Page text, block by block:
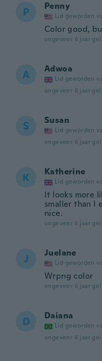
P Penny
Lid geworden
Color good,
ongeveer 6 jaar
A Adwoa
Lid geworden
ongeveer 6 jaar
S Susan
Lid geworden
ongeveer 6 jaar
K Katherine
Lid geworden
It looks more
smaller than I
nice.
ongeveer 6 jaar
J Juelane
Lid geworden
Wrpng color
ongeveer 6 jaar
D Daiana
Lid geworden
ongeveer 6 jaar